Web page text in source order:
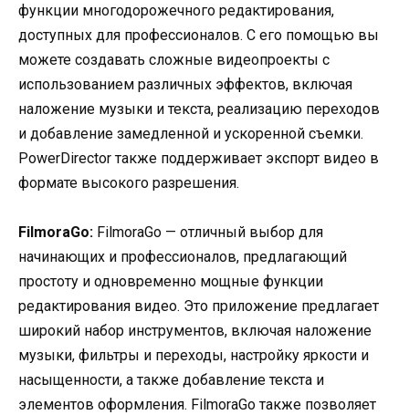
функции многодорожечного редактирования,
доступных для профессионалов. С его помощью вы
можете создавать сложные видеопроекты с
использованием различных эффектов, включая
наложение музыки и текста, реализацию переходов
и добавление замедленной и ускоренной съемки.
PowerDirector также поддерживает экспорт видео в
формате высокого разрешения.
FilmoraGo: FilmoraGo — отличный выбор для
начинающих и профессионалов, предлагающий
простоту и одновременно мощные функции
редактирования видео. Это приложение предлагает
широкий набор инструментов, включая наложение
музыки, фильтры и переходы, настройку яркости и
насыщенности, а также добавление текста и
элементов оформления. FilmoraGo также позволяет